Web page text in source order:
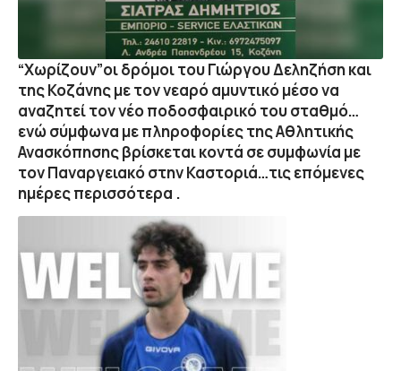
“Χωρίζουν”οι δρόμοι του Γιώργου Δεληζήση και
της Κοζάνης με τον νεαρό αμυντικό μέσο να
αναζητεί τον νέο ποδοσφαιρικό του σταθμό…
ενώ σύμφωνα με πληροφορίες της Αθλητικής
Ανασκόπησης βρίσκεται κοντά σε συμφωνία με
τον Παναργειακό στην Καστοριά…τις επόμενες
ημέρες περισσότερα .